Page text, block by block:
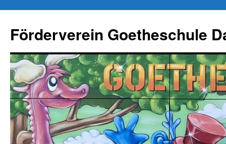
springen
Förderverein Goetheschule